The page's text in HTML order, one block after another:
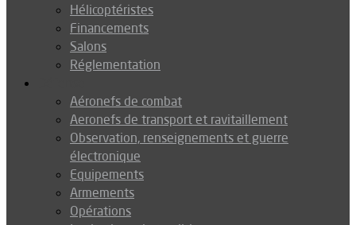
Hélicoptéristes
Financements
Salons
Réglementation
Aéronefs de combat
Aeronefs de transport et ravitaillement
Observation, renseignements et guerre
électronique
Equipements
Armements
Opérations